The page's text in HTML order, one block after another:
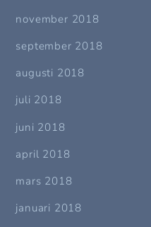
november 2018
september 2018
augusti 2018
juli 2018
juni 2018
april 2018
mars 2018
januari 2018